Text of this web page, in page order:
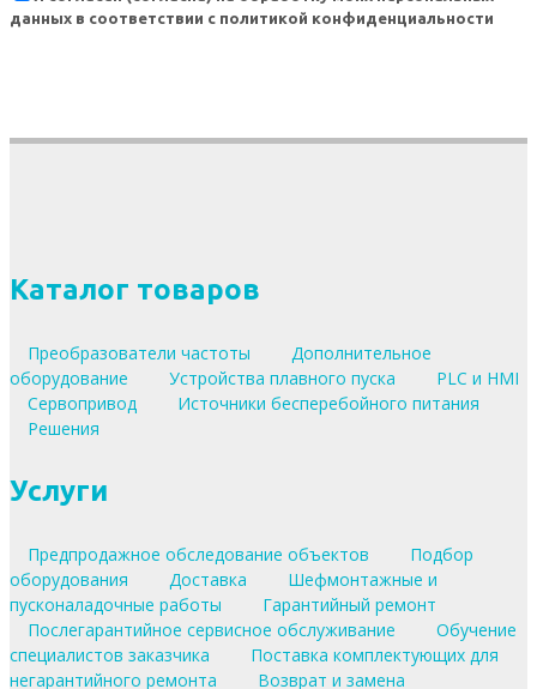
данных в соответствии с политикой конфиденциальности
Каталог товаров
Преобразователи частоты
Дополнительное
оборудование
Устройства плавного пуска
PLC и HMI
Сервопривод
Источники бесперебойного питания
Решения
Услуги
Предпродажное обследование объектов
Подбор
оборудования
Доставка
Шефмонтажные и
пусконаладочные работы
Гарантийный ремонт
Послегарантийное сервисное обслуживание
Обучение
специалистов заказчика
Поставка комплектующих для
негарантийного ремонта
Возврат и замена